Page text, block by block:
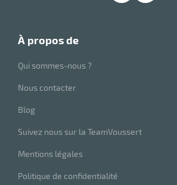
à propos de
Qui sommes-nous ?
Nous contacter
Blog
Suivez nous sur la TeamVoussert
Mentions légales
Politique de confidentialité